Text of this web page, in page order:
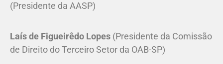
(Presidente da AASP)
Laís de Figueirêdo Lopes (Presidente da Comissão
de Direito do Terceiro Setor da OAB-SP)